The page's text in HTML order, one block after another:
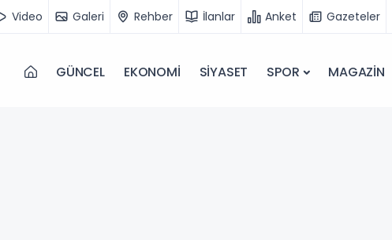
Video Galeri Rehber İlanlar Anket Gazeteler
GÜNCEL EKONOMİ SİYASET SPOR MAGAZİN